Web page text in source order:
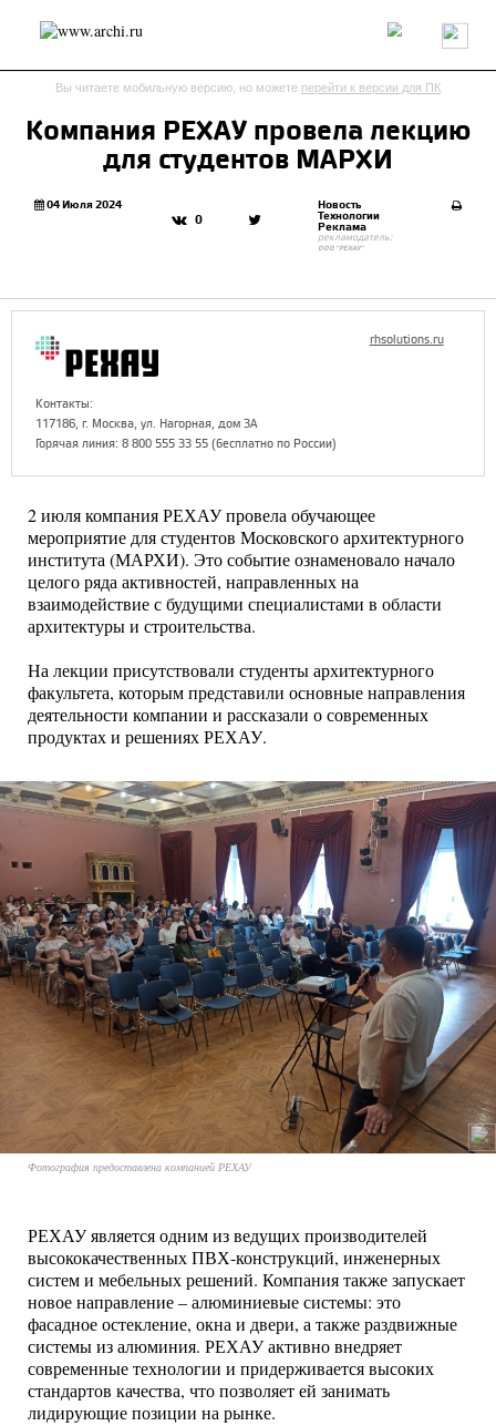
Россия Мир Технологии Интерьер Пресса
Архитекторы
send.project Анонсы конкурсов
Журнал
Исследование
Результаты конкурса
Книги
Наследие Образование
Урбанистика
Эко
Вы читаете мобильную версию, но можете перейти к версии для ПК
​Компания РЕХАУ провела лекцию
для студентов МАРХИ
04 Июля 2024
0
Новость
Технологии
Реклама
рекламодатель:
ООО "РЕХАУ"
rhsolutions.ru
Контакты:
117186, г. Москва, ул. Нагорная, дом 3А
Горячая линия: 8 800 555 33 55 (бесплатно по России)
2 июля компания РЕХАУ провела обучающее
мероприятие для студентов Московского архитектурного
института (МАРХИ). Это событие ознаменовало начало
целого ряда активностей, направленных на
взаимодействие с будущими специалистами в области
архитектуры и строительства.
На лекции присутствовали студенты архитектурного
факультета, которым представили основные направления
деятельности компании и рассказали о современных
продуктах и решениях РЕХАУ.
Фотография предоставлена компанией РЕХАУ
РЕХАУ является одним из ведущих производителей
высококачественных ПВХ-конструкций, инженерных
систем и мебельных решений. Компания также запускает
новое направление – алюминиевые системы: это
фасадное остекление, окна и двери, а также раздвижные
системы из алюминия. РЕХАУ активно внедряет
современные технологии и придерживается высоких
стандартов качества, что позволяет ей занимать
лидирующие позиции на рынке.